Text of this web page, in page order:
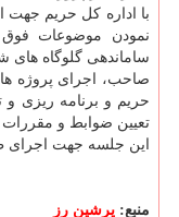
با اداره كل حریم
نمودن موضوعات
ساماندهی گلوگاه
صاحب، اجرای پروژه
حریم و برنامه ریزی
تعیین ضوابط و مقررات
این جلسه جهت اجرای
منبع: پرشین رز